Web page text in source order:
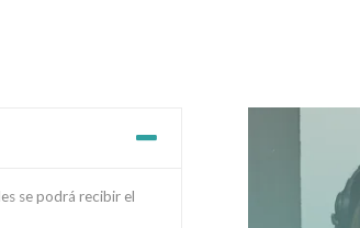
se podrá recibir el